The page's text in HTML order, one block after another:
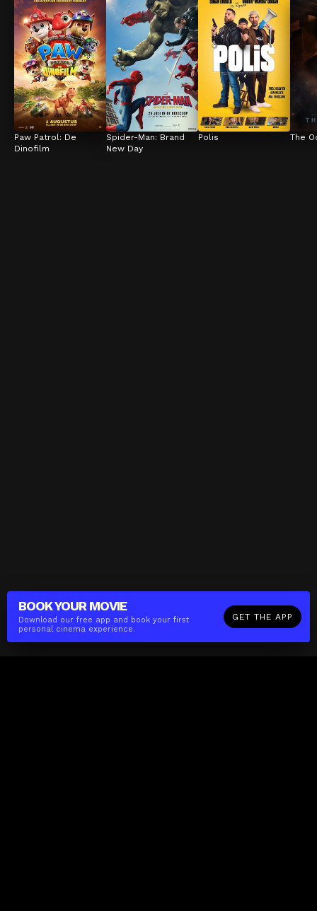
BOOK YOUR MOVIE
Download our free app and book your first
personal cinema experience.
GET THE APP
Paw Patrol: De
Dinofilm
Spider-Man: Brand
New Day
Polis The